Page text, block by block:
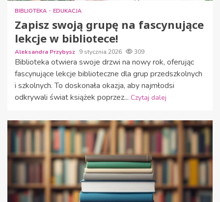
BIBLIOTEKA EDUKACJA
Zapisz swoją grupę na fascynujące
lekcje w bibliotece!
Aleksandra Przybysz 9 stycznia 2026 309
Biblioteka otwiera swoje drzwi na nowy rok, oferując
fascynujące lekcje biblioteczne dla grup przedszkolnych
i szkolnych. To doskonała okazja, aby najmłodsi
odkrywali świat książek poprzez... Czytaj dalej